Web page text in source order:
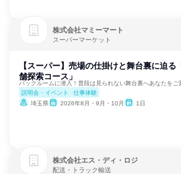
株式会社マミーマート
スーパーマーケット
【スーパー】売場の仕掛けと舞台裏に迫る
舗探索コース」
説明会・イベント
仕事体験
埼玉県
2026年8月・9月・10月 1日
株式会社エス・ディ・ロジ
配送・トラック輸送